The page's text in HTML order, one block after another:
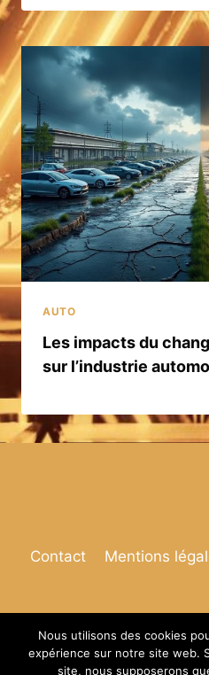
AUTO
Les impacts du
sur l’industrie
Contact Mentions
© 2026
Nous utilisons des cookies
expérience sur notre site web.
site, nous supposerons